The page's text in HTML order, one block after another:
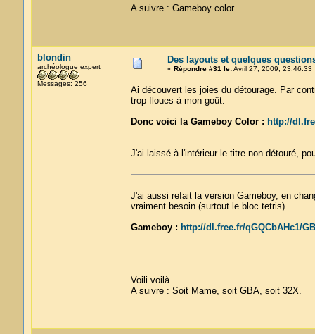
A suivre : Gameboy color.
blondin
archéologue expert
Messages: 256
Des layouts et quelques
« Répondre #31 le:Avril 27, 2009, 23:46:33
Ai découvert les joies du détourage. Par
trop floues à mon goût.
Donc voici la Gameboy Color : http://
J'ai laissé à l'intérieur le titre non détouré,
J'ai aussi refait la version Gameboy, en
vraiment besoin (surtout le bloc tetris).
Gameboy : http://dl.free.fr/qGQCbAHc1/
Voili voilà.
A suivre : Soit Mame, soit GBA, soit 32X.